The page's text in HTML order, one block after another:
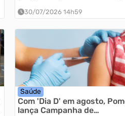
Rede Municipal
30/07/2026 14h59
Saúde
Com 'Dia D' em agosto,
lança Campanha de